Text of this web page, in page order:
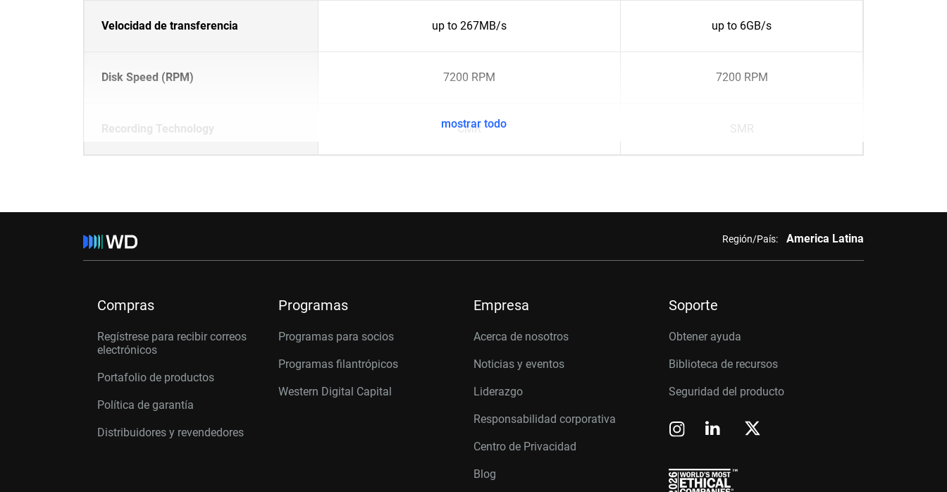
Velocidad de transferencia up to 267MB/s up to 6GB/s
Disk Speed (RPM) 7200 RPM 7200 RPM
Recording Technology CMR SMR
mostrar todo
Región/País: America Latina
Compras
Regístrese para recibir correos
electrónicos
Portafolio de productos
Política de garantía
Distribuidores y revendedores
Programas
Programas para socios
Programas filantrópicos
Western Digital Capital
Empresa
Acerca de nosotros
Noticias y eventos
Liderazgo
Responsabilidad corporativa
Centro de Privacidad
Blog
Soporte
Obtener ayuda
Biblioteca de recursos
Seguridad del producto